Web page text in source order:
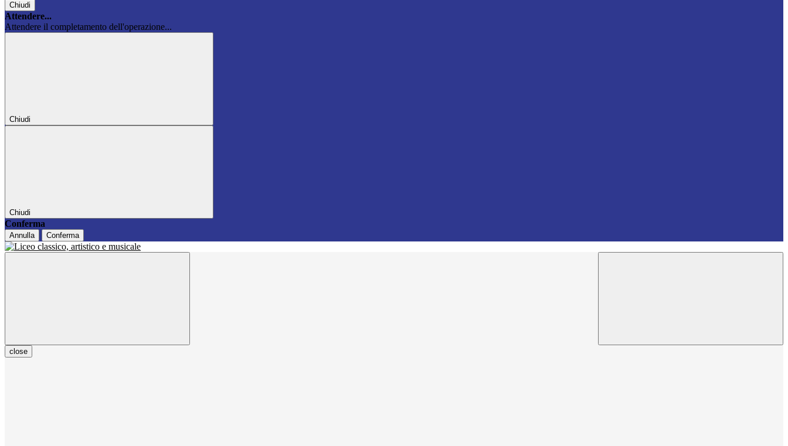
Chiudi
Attendere...
Attendere il completamento dell'operazione...
Chiudi
Chiudi
Conferma
Annulla Conferma
close